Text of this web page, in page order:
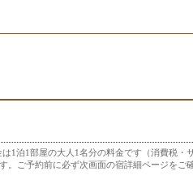
は1泊1部屋の大人1名分の料金です（消費税・
。ご予約前に必ず次画面の宿詳細ページをご